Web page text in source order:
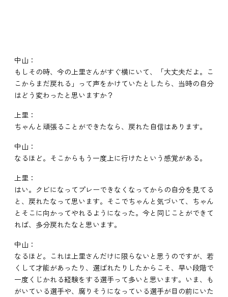
中山：
もしその時、今の上里さんがすぐ横にいて、「大丈夫だよ。こ
こからまだ戻れる」って声をかけていたとしたら、当時の自分
はどう変わったと思いますか？
上里：
ちゃんと頑張ることができたなら、戻れた自信はあります。
中山：
なるほど。そこからもう一度上に行けたという感覚がある。
上里：
はい。クビになってプレーできなくなってからの自分を見てる
と、戻れたなって思います。そこでちゃんと気づいて、ちゃん
とそこに向かってやれるようになった。今と同じことができて
れば、多分戻れたなと思います。
中山：
なるほど。これは上里さんだけに限らないと思うのですが、若
くして才能があったり、選ばれたりしたからこそ、早い段階で
一度くじかれる経験をする選手って多いと思います。いま、も
がいている選手や、腐りそうになっている選手が目の前にいた